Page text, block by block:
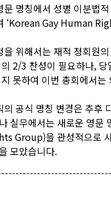
문 명칭에서 성별 이분법
‘Korean Gay Human
을 위해서는 재적 정회원
2/3 찬성이 필요하나, 당
못하여 이번 총회에서는
의 공식 명칭 변경은 추후
실무에서는 새로운 영문
Group)을 관성적으로
모았습니다.